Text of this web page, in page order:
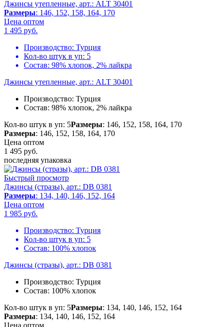
Джинсы утепленные, арт.: ALT 30401
Размеры: 146, 152, 158, 164, 170
Цена оптом
1 495 руб.
Производство: Турция
Кол-во штук в уп: 5
Состав: 98% хлопок, 2% лайкра
Джинсы утепленные, арт.: ALT 30401
Производство: Турция
Состав: 98% хлопок, 2% лайкра
Кол-во штук в уп: 5Размеры: 146, 152, 158, 164, 170
Размеры: 146, 152, 158, 164, 170
Цена оптом
1 495 руб.
последняя упаковка
Быстрый просмотр
Джинсы (стразы), арт.: DB 0381
Размеры: 134, 140, 146, 152, 164
Цена оптом
1 985 руб.
Производство: Турция
Кол-во штук в уп: 5
Состав: 100% хлопок
Джинсы (стразы), арт.: DB 0381
Производство: Турция
Состав: 100% хлопок
Кол-во штук в уп: 5Размеры: 134, 140, 146, 152, 164
Размеры: 134, 140, 146, 152, 164